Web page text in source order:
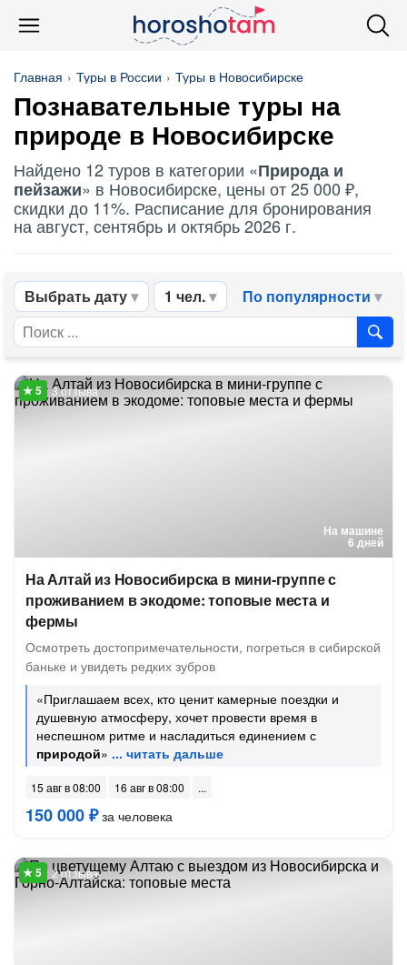
Главная Туры в России Туры в Новосибирске
Познавательные туры на
природе в Новосибирске
Найдено 12 туров в категории «Природа и
пейзажи» в Новосибирске, цены от 25 000 ₽,
скидки до 11%. Расписание для бронирования
на август, сентябрь и октябрь 2026 г.
Выбрать дату 1 чел. По популярности
На машине
6 дней
3 отзыва
На Алтай из Новосибирска в мини-группе с
проживанием в экодоме: топовые места и
фермы
Осмотреть достопримечательности, погреться в сибирской
баньке и увидеть редких зубров
«Приглашаем всех, кто ценит камерные поездки и
душевную атмосферу, хочет провести время в
неспешном ритме и насладиться единением с
природой»
15 авг в 08:00 16 авг в 08:00
150 000 ₽за человека
2 отзыва